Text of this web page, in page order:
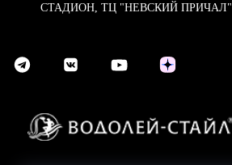
СТАДИОН, ТЦ "НЕВСКИЙ ПРИЧАЛ"